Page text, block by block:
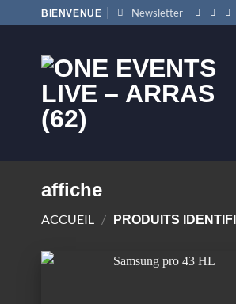
au
BIENVENUE Newsletter
affiche
ACCUEIL / PRODUITS